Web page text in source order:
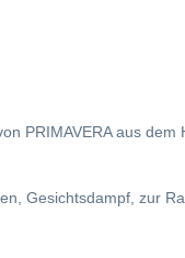
PRIMAVERA aus
Gesichtsdampf, zur